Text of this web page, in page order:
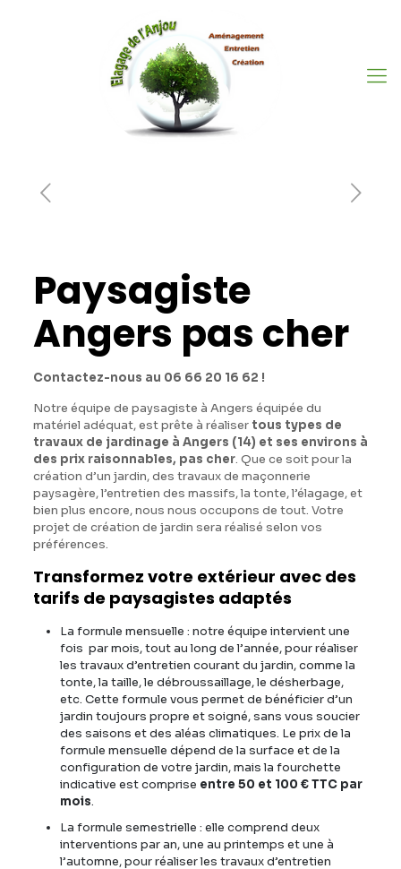
Paysagiste
Angers pas cher
Contactez-nous au 06 66 20 16 62 !
Notre équipe de paysagiste à Angers équipée du
matériel adéquat, est prête à réaliser tous types de
travaux de jardinage à Angers (14) et ses environs à
des prix raisonnables, pas cher. Que ce soit pour la
création d’un jardin, des travaux de maçonnerie
paysagère, l’entretien des massifs, la tonte, l’élagage, et
bien plus encore, nous nous occupons de tout. Votre
projet de création de jardin sera réalisé selon vos
préférences.
Transformez votre extérieur avec des
tarifs de paysagistes adaptés
La formule mensuelle : notre équipe intervient une
fois par mois, tout au long de l’année, pour réaliser
les travaux d’entretien courant du jardin, comme la
tonte, la taille, le débroussaillage, le désherbage,
etc. Cette formule vous permet de bénéficier d’un
jardin toujours propre et soigné, sans vous soucier
des saisons et des aléas climatiques. Le prix de la
formule mensuelle dépend de la surface et de la
configuration de votre jardin, mais la fourchette
indicative est comprise entre 50 et 100 € TTC par
mois.
La formule semestrielle : elle comprend deux
interventions par an, une au printemps et une à
l’automne, pour réaliser les travaux d’entretien